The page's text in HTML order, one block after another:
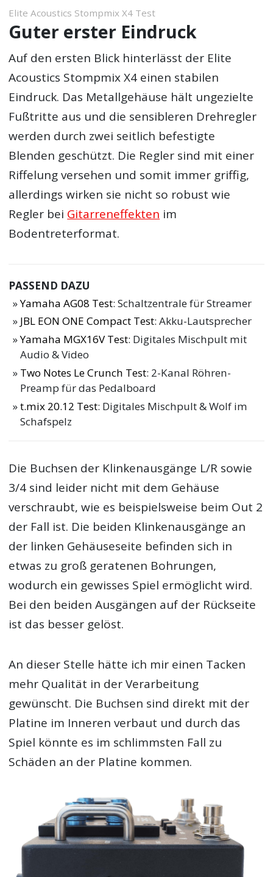
Elite Acoustics Stompmix X4 Test
Guter erster Eindruck
Auf den ersten Blick hinterlässt der Elite
Acoustics Stompmix X4 einen stabilen
Eindruck. Das Metallgehäuse hält ungezielte
Fußtritte aus und die sensibleren Drehregler
werden durch zwei seitlich befestigte
Blenden geschützt. Die Regler sind mit einer
Riffelung versehen und somit immer griffig,
allerdings wirken sie nicht so robust wie
Regler bei Gitarreneffekten im
Bodentreterformat.
PASSEND DAZU
Yamaha AG08 Test: Schaltzentrale für Streamer
JBL EON ONE Compact Test: Akku-Lautsprecher
Yamaha MGX16V Test: Digitales Mischpult mit
Audio & Video
Two Notes Le Crunch Test: 2-Kanal Röhren-
Preamp für das Pedalboard
t.mix 20.12 Test: Digitales Mischpult & Wolf im
Schafspelz
Die Buchsen der Klinkenausgänge L/R sowie
3/4 sind leider nicht mit dem Gehäuse
verschraubt, wie es beispielsweise beim Out 2
der Fall ist. Die beiden Klinkenausgänge an
der linken Gehäuseseite befinden sich in
etwas zu groß geratenen Bohrungen,
wodurch ein gewisses Spiel ermöglicht wird.
Bei den beiden Ausgängen auf der Rückseite
ist das besser gelöst.
An dieser Stelle hätte ich mir einen Tacken
mehr Qualität in der Verarbeitung
gewünscht. Die Buchsen sind direkt mit der
Platine im Inneren verbaut und durch das
Spiel könnte es im schlimmsten Fall zu
Schäden an der Platine kommen.